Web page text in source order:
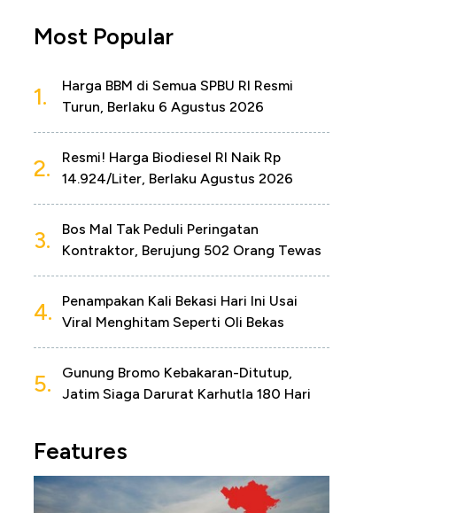
Most Popular
1.
Harga BBM di Semua SPBU RI Resmi
Turun, Berlaku 6 Agustus 2026
2.
Resmi! Harga Biodiesel RI Naik Rp
14.924/Liter, Berlaku Agustus 2026
3.
Bos Mal Tak Peduli Peringatan
Kontraktor, Berujung 502 Orang Tewas
4.
Penampakan Kali Bekasi Hari Ini Usai
Viral Menghitam Seperti Oli Bekas
5.
Gunung Bromo Kebakaran-Ditutup,
Jatim Siaga Darurat Karhutla 180 Hari
Features